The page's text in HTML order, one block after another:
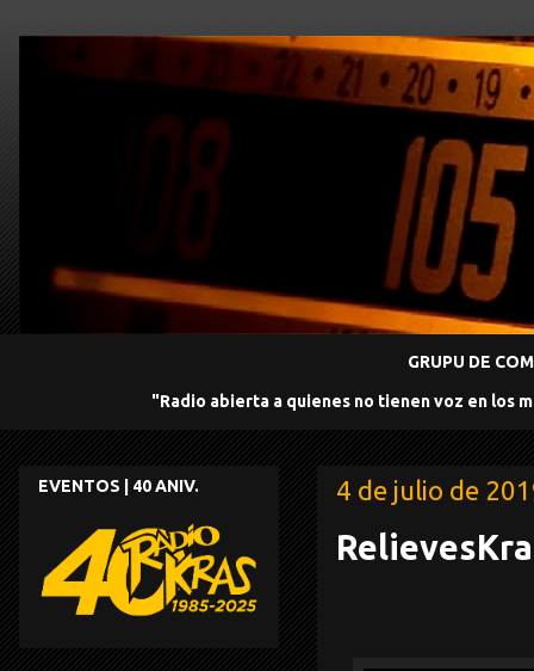
GRUPU DE
"Radio abierta a quienes no tienen voz en los
4 de julio de
EVENTOS | 40 ANIV.